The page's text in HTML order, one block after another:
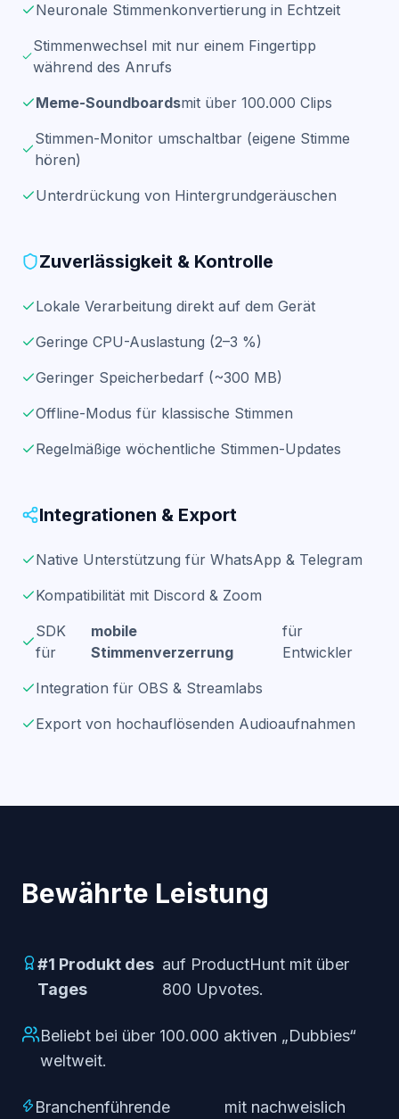
Neuronale Stimmenkonvertierung in Echtzeit
Stimmenwechsel mit nur einem Fingertipp
während des Anrufs
Meme-Soundboardsmit über 100.000 Clips
Stimmen-Monitor umschaltbar (eigene Stimme
hören)
Unterdrückung von Hintergrundgeräuschen
Zuverlässigkeit & Kontrolle
Lokale Verarbeitung direkt auf dem Gerät
Geringe CPU-Auslastung (2–3 %)
Geringer Speicherbedarf (~300 MB)
Offline-Modus für klassische Stimmen
Regelmäßige wöchentliche Stimmen-Updates
Integrationen & Export
Native Unterstützung für WhatsApp & Telegram
Kompatibilität mit Discord & Zoom
SDK
für
mobile
Stimmenverzerrung
für
Entwickler
Integration für OBS & Streamlabs
Export von hochauflösenden Audioaufnahmen
Bewährte Leistung
#1 Produkt des
Tages
auf ProductHunt mit über
800 Upvotes.
Beliebt bei über 100.000 aktiven „Dubbies“
weltweit.
Branchenführende mit nachweislich